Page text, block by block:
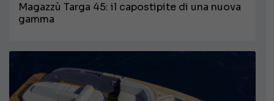
Magazzù Targa 45: il capostipite di una nuova
gamma